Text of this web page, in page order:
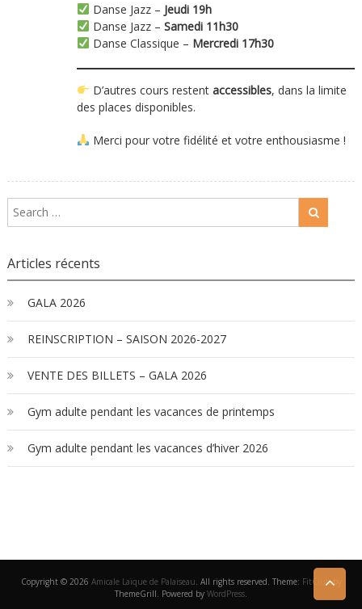
Danse Jazz – Jeudi 19h
Danse Jazz – Samedi 11h30
Danse Classique – Mercredi 17h30
D’autres cours restent accessibles, dans la limite
des places disponibles.
Merci pour votre fidélité et votre enthousiasme !
Articles récents
GALA 2026
REINSCRIPTION – SAISON 2026-2027
VENTE DES BILLETS – GALA 2026
Gym adulte pendant les vacances de printemps
Gym adulte pendant les vacances d’hiver 2026
Copyright © 2026 Amicale Laïque de Palaiseau. All rights reserved. Theme: FitClubby
ThemeGrill. Powered by WordPress.